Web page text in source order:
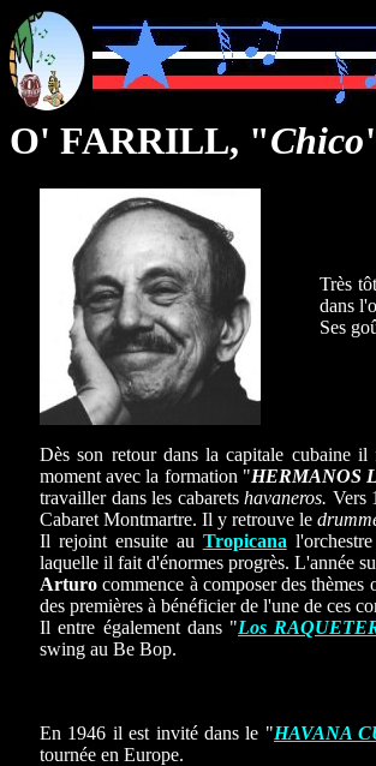
O' FARRILL, "Chico
Très
dans
Ses
Dès son retour dans la capitale cubaine il
moment avec la formation "HERMANOS
travailler dans les cabarets havaneros. Vers
Cabaret Montmartre. Il y retrouve le
Il rejoint ensuite au Tropicana
laquelle il fait d'énormes progrès. L'année
Arturo commence à composer des
des premières à bénéficier de l'une de ces
Il entre également dans "Los
swing au Be Bop.
En 1946 il est invité dans le "HAVANA
tournée en Europe.